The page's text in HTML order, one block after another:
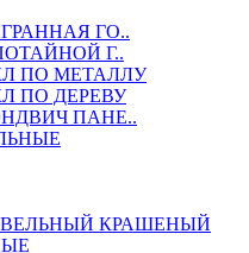
ГО..
Г..
ПО МЕТАЛЛУ
ПО ДЕРЕВУ
ПАНЕ..
КРАШЕНЫЙ